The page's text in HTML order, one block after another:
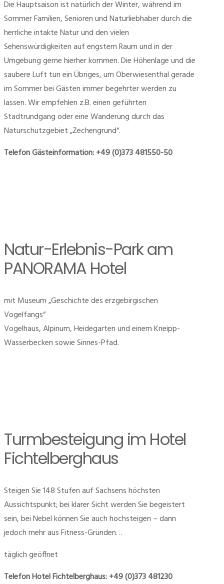
Die Hauptsaison ist natürlich der Winter, während im
Sommer Familien, Senioren und Naturliebhaber durch die
herrliche intakte Natur und den vielen
Sehenswürdigkeiten auf engstem Raum und in der
Umgebung gerne hierher kommen. Die Höhenlage und die
saubere Luft tun ein Übriges, um Oberwiesenthal gerade
im Sommer bei Gästen immer begehrter werden zu
lassen. Wir empfehlen z.B. einen geführten
Stadtrundgang oder eine Wanderung durch das
Naturschutzgebiet „Zechengrund“.
Telefon Gästeinformation: +49 (0)373 481550-50
Natur-Erlebnis-Park am
PANORAMA Hotel
mit Museum „Geschichte des erzgebirgischen
Vogelfangs“
Vogelhaus, Alpinum, Heidegarten und einem Kneipp-
Wasserbecken sowie Sinnes-Pfad.
Turmbesteigung im Hotel
Fichtelberghaus
Steigen Sie 148 Stufen auf Sachsens höchsten
Aussichtspunkt; bei klarer Sicht werden Sie begeistert
sein, bei Nebel können Sie auch hochsteigen – dann
jedoch mehr aus Fitness-Gründen…
täglich geöffnet
Telefon Hotel Fichtelberghaus: +49 (0)373 481230